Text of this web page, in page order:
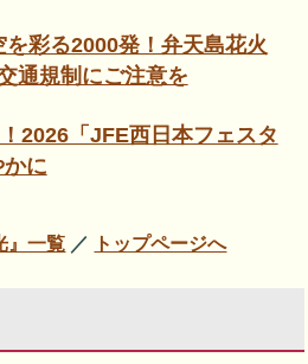
彩る2000発！弁天島花火
通規制にご注意を
2026「JFE西日本フェスタ
に
』一覧 ／ トップページへ